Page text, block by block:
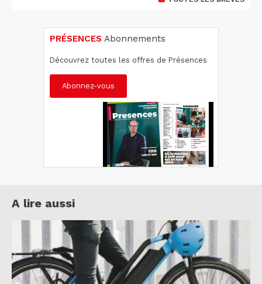
PRÉSENCES Abonnements
Découvrez toutes les offres de Présences
Abonnez-vous
A lire aussi